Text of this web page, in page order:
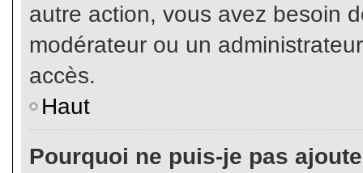
autre action, vous avez besoin
modérateur ou un
accès.
Haut
Pourquoi ne puis-je pas